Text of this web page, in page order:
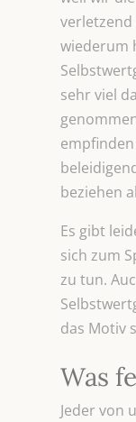
wiederum
sehr viel
beziehen
Es gibt
sich zum
zu tun.
das Motiv
Was
Jeder von